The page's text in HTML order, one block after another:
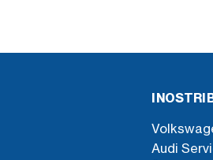
I NOSTRI
Audi